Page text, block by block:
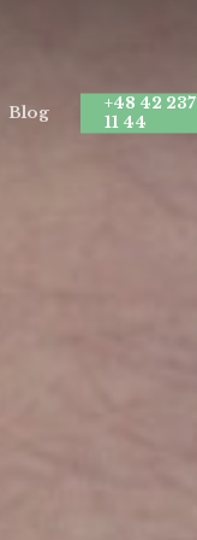
Blog
+48 42 237
11 44